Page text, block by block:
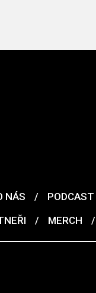
NÁS / PODCAST
/ MERCH /